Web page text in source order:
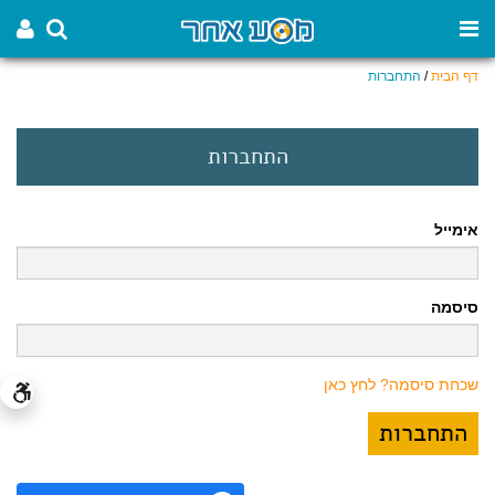
דף הבית/ התחברות
התחברות
אימייל
סיסמה
שכחת סיסמה? לחץ כאן